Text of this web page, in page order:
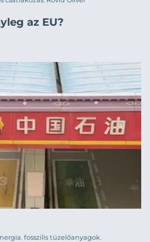
az EU?
fosszilis tüzelőanyagok